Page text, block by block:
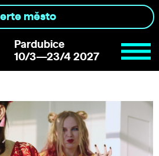
Pardubice
10/3—23/4 2027